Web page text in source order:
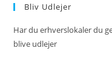
Bliv Udlejer
Har du erhverslokaler du
blive udlejer